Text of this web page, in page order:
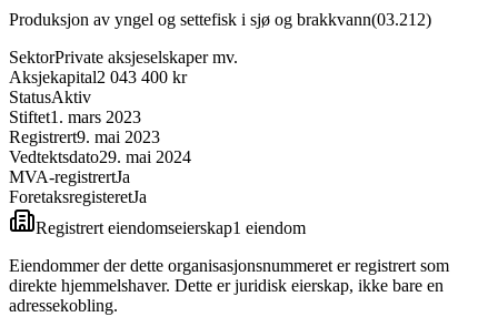
Produksjon av yngel og settefisk i sjø og brakkvann(03.212)
SektorPrivate aksjeselskaper mv.
Aksjekapital2 043 400 kr
StatusAktiv
Stiftet1. mars 2023
Registrert9. mai 2023
Vedtektsdato29. mai 2024
MVA-registrertJa
ForetaksregisteretJa
Registrert eiendomseierskap1 eiendom
Eiendommer der dette organisasjonsnummeret er registrert som
direkte hjemmelshaver. Dette er juridisk eierskap, ikke bare en
adressekobling.